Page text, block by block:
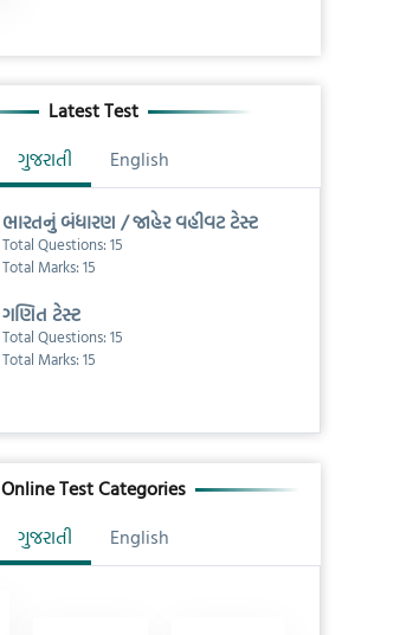
Latest Test
ગુજરાતી
English
ભારતનું બંધારણ / જાહેર વહીવટ ટેસ્ટ
Total Questions: 15
Total Marks: 15
ગણિત ટેસ્ટ
Total Questions: 15
Total Marks: 15
Online Test Categories
ગુજરાતી
English